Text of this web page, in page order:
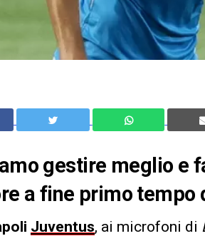
gestire meglio e
a fine primo tempo
Juventus, ai microfoni di